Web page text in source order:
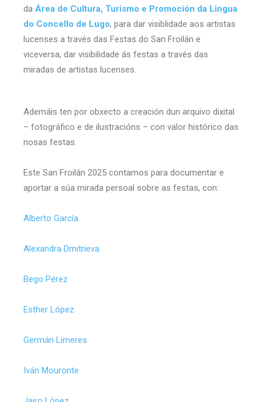
da Área de Cultura, Turismo e Promoción da Lingua
do Concello de Lugo, para dar visiblidade aos artistas
lucenses a través das Festas do San Froilán e
viceversa, dar visibilidade ás festas a través das
miradas de artistas lucenses.
Ademáis ten por obxecto a creación dun arquivo dixital
– fotográfico e de ilustracións – con valor histórico das
nosas festas.
Este San Froilán 2025 contamos para documentar e
aportar a súa mirada persoal sobre as festas, con:
Alberto García
Alexandra Dmitrieva
Bego Pérez
Esther López
Germán Limeres
Iván Mouronte